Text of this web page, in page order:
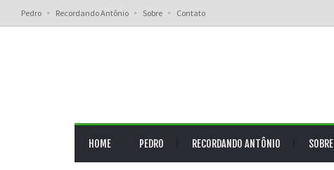
Pedro Recordando Antônio Sobre Contato
HOME PEDRO RECORDANDO ANTÔNIO SOBRE